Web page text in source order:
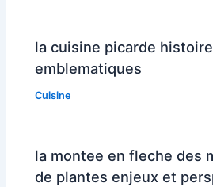
la cuisine picarde
emblematiques
Cuisine
la montee en fleche des
de plantes enjeux et